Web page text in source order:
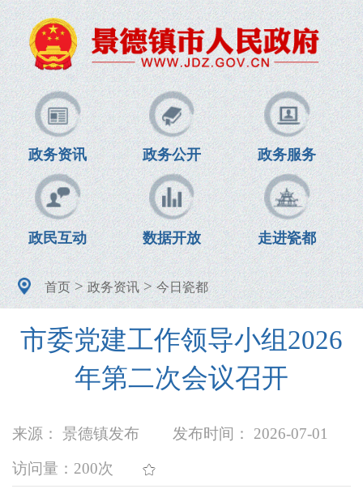
政务资讯 政务公开 政务服务
政民互动 数据开放 走进瓷都
首页>政务资讯>今日瓷都
市委党建工作领导小组2026
年第二次会议召开
来源： 景德镇发布 发布时间： 2026-07-01
访问量： 200次